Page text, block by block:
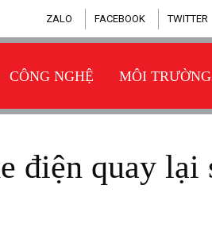
ZALO FACEBOOK TWITTER
CÔNG NGHỆ MÔI TRƯỜNG